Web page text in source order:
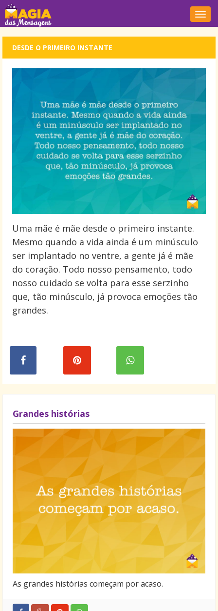
DESDE O PRIMEIRO INSTANTE
Uma mãe é mãe desde o primeiro instante.
Mesmo quando a vida ainda é um minúsculo
ser implantado no ventre, a gente já é mãe
do coração. Todo nosso pensamento, todo
nosso cuidado se volta para esse serzinho
que, tão minúsculo, já provoca emoções tão
grandes.
Grandes histórias
As grandes histórias começam por acaso.